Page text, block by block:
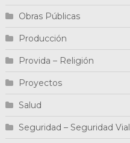
Obras Públicas
Producción
Provida – Religión
Proyectos
Salud
Seguridad – Seguridad Vial